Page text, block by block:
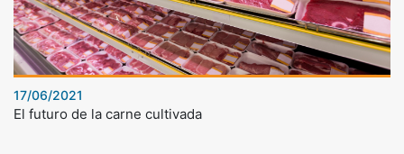
17/06/2021
El futuro de la carne cultivada